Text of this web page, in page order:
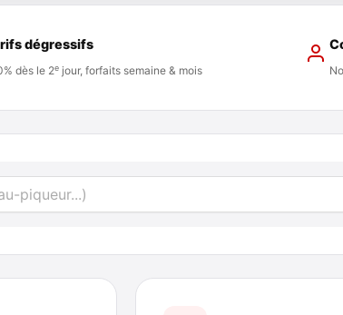
dégressifs
dès le 2e jour, forfaits semaine & mois